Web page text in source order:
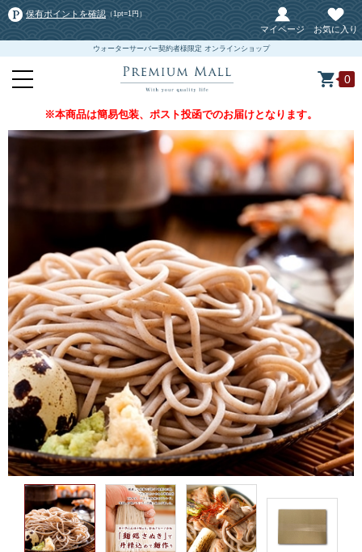
保有ポイントを確認 （1pt=1円）
マイページ お気に入り
ウォーターサーバー契約者様限定 オンラインショップ
0
※本商品は簡易包装、ポスト投函でのお届けとなります。